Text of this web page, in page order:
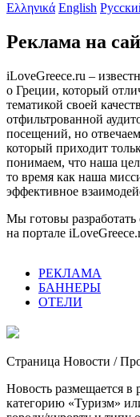
Ελληνικά English
Реклама на
iLoveGreece.ru –
о Греции, который
тематикой своей
отфильтрованной
посещений, но
который приходит
понимаем, что наша
то время как наша
эффективное
Мы готовы разработать
на портале
РЕКЛАМА
БАННЕРЫ
ОТЕЛИ
Страница Новости /
Новость размещается в
категорию «Туризм»